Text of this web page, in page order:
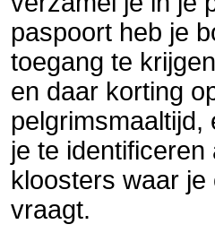
paspoort heb je
toegang te
en daar korting
pelgrimsmaaltijd,
je te
kloosters waar
vraagt.